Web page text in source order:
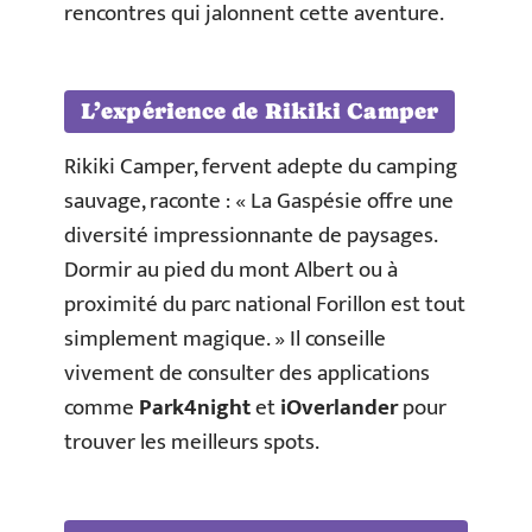
rencontres qui jalonnent cette aventure.
L’expérience de Rikiki Camper
Rikiki Camper, fervent adepte du camping
sauvage, raconte : « La Gaspésie offre une
diversité impressionnante de paysages.
Dormir au pied du mont Albert ou à
proximité du parc national Forillon est tout
simplement magique. » Il conseille
vivement de consulter des applications
commePark4nightetiOverlanderpour
trouver les meilleurs spots.